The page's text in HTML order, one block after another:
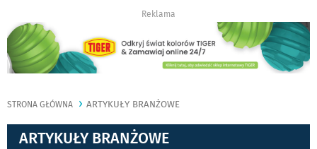
Reklama
STRONA GŁÓWNA ARTYKUŁY BRANŻOWE
ARTYKUŁY BRANŻOWE